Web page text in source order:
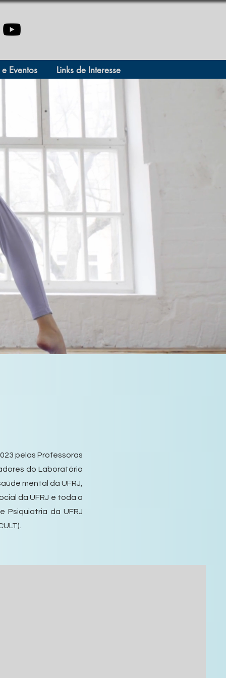
Eventos Links de Interesse
pelas Professoras
do Laboratório
mental da UFRJ,
da UFRJ e toda a
Psiquiatria da UFRJ